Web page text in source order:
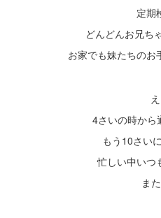
定期
どんどんお兄ち
お家でも妹たちの
4さいの時から
もう10さい
忙しい中い
ま